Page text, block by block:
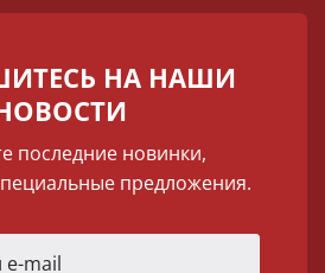
НА НАШИ
последние новинки,
предложения.